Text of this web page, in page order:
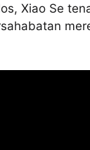
Xiao Se